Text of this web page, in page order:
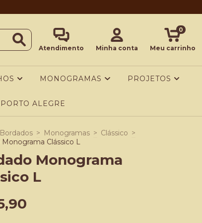
Atendimento Minha conta Meu carrinho
0
MONOGRAMAS PROJETOS
ALEGRE
Bordados > Monogramas > Clássico >
Monograma Clássico L
Monograma
L